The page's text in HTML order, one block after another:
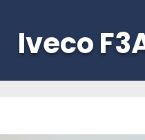
Iveco